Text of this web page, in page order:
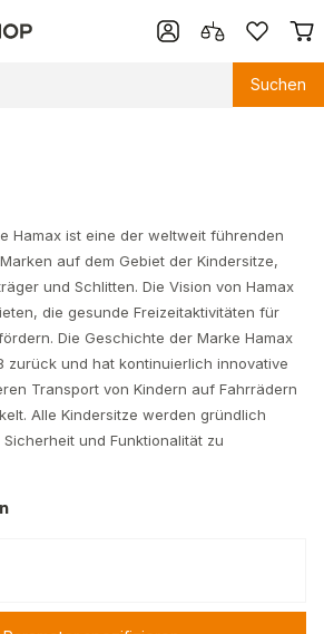
Suchen
Hamax ist eine der weltweit führenden
auf dem Gebiet der Kindersitze,
und Schlitten. Die Vision von Hamax
die gesunde Freizeitaktivitäten für
Die Geschichte der Marke Hamax
zurück und hat kontinuierlich innovative
Transport von Kindern auf Fahrrädern
Alle Kindersitze werden gründlich
und Funktionalität zu